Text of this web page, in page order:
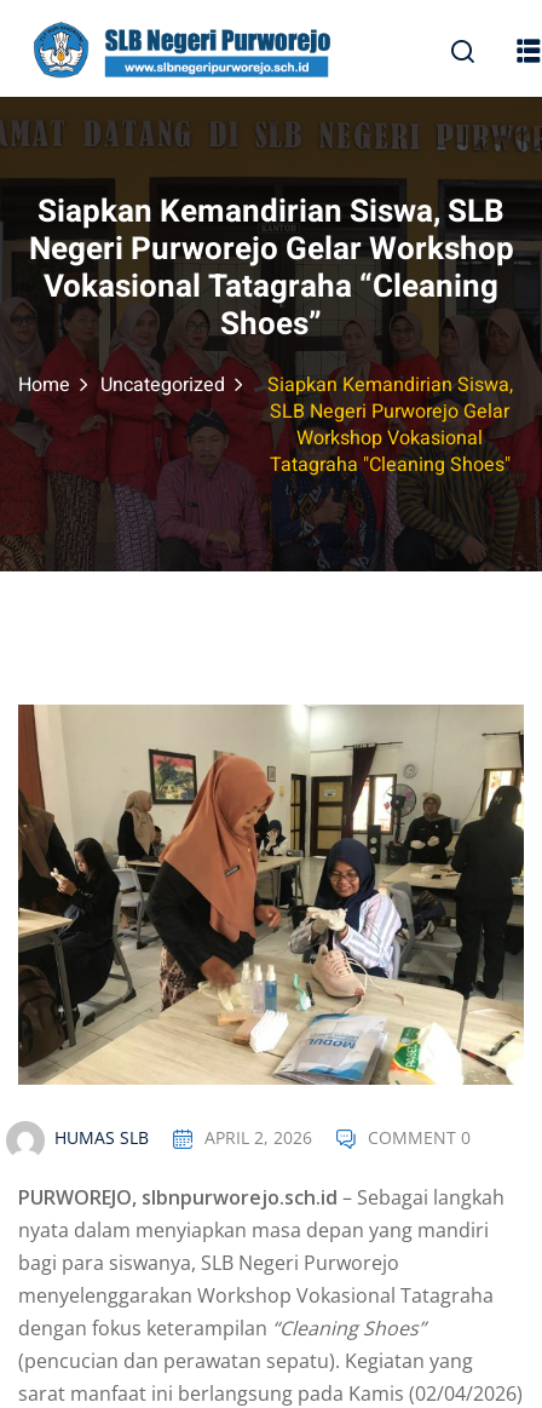
content
Siapkan Kemandirian Siswa, SLB
Negeri Purworejo Gelar Workshop
Vokasional Tatagraha “Cleaning
Shoes”
Home Uncategorized
Siapkan Kemandirian Siswa,
SLB Negeri Purworejo Gelar
Workshop Vokasional
Tatagraha "Cleaning Shoes"
HUMAS SLB APRIL 2, 2026 COMMENT 0
PURWOREJO, slbnpurworejo.sch.id – Sebagai langkah
nyata dalam menyiapkan masa depan yang mandiri
bagi para siswanya, SLB Negeri Purworejo
menyelenggarakan Workshop Vokasional Tatagraha
dengan fokus keterampilan “Cleaning Shoes”
(pencucian dan perawatan sepatu). Kegiatan yang
sarat manfaat ini berlangsung pada Kamis (02/04/2026)